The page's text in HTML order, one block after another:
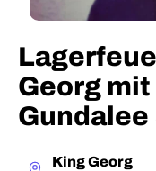
Georg
Gundalee
King Georg